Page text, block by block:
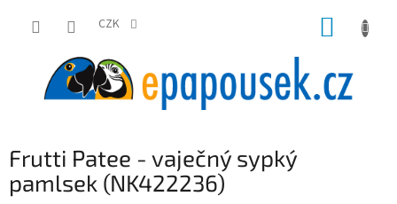
CZK
Frutti Patee - vaječný sypký
pamlsek (NK422236)